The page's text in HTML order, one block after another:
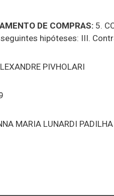
DE COMPRAS: 5.
hipóteses: III.
PIVHOLARI
MARIA LUNARDI